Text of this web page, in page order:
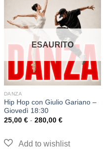
ESAURITO
DANZA
Hip Hop con Giulio Gariano –
Giovedì 18:30
25,00 € - 280,00 €